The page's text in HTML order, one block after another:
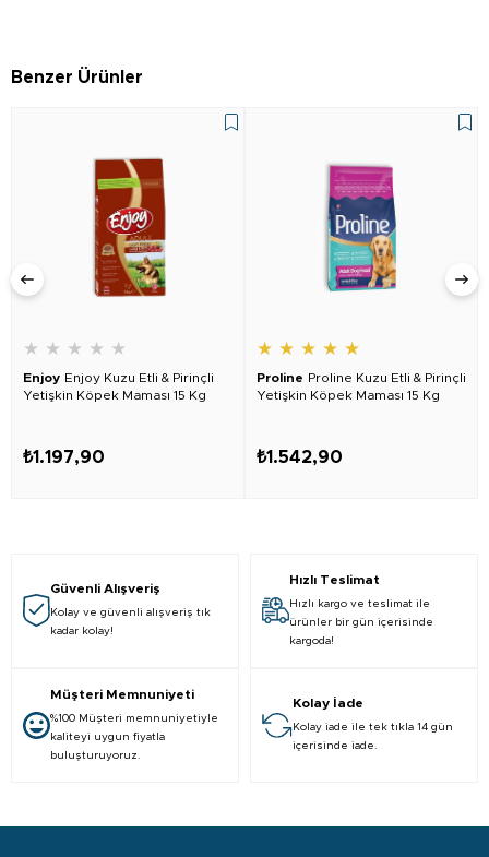
Benzer Ürünler
★ ★ ★ ★ ★
Enjoy Enjoy Kuzu Etli & Pirinçli
Yetişkin Köpek Maması 15 Kg
₺1.197,90
★ ★ ★ ★ ★
Proline Proline Kuzu Etli & Pirinçli
Yetişkin Köpek Maması 15 Kg
₺1.542,90
Güvenli Alışveriş
Kolay ve güvenli alışveriş tık
kadar kolay!
Hızlı Teslimat
Hızlı kargo ve teslimat ile
ürünler bir gün içerisinde
kargoda!
Müşteri Memnuniyeti
%100 Müşteri memnuniyetiyle
kaliteyi uygun fiyatla
buluşturuyoruz.
Kolay İade
Kolay iade ile tek tıkla 14 gün
içerisinde iade.